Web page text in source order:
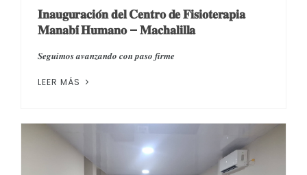
𝐈𝐧𝐚𝐮𝐠𝐮𝐫𝐚𝐜𝐢𝐨́𝐧 𝐝𝐞𝐥 𝐂𝐞𝐧𝐭𝐫𝐨 𝐝𝐞 𝐅𝐢𝐬𝐢𝐨𝐭𝐞𝐫𝐚𝐩𝐢𝐚
𝐌𝐚𝐧𝐚𝐛𝐢́ 𝐇𝐮𝐦𝐚𝐧𝐨 – 𝐌𝐚𝐜𝐡𝐚𝐥𝐢𝐥𝐥𝐚
𝑺𝒆𝒈𝒖𝒊𝒎𝒐𝒔 𝒂𝒗𝒂𝒏𝒛𝒂𝒏𝒅𝒐 𝒄𝒐𝒏 𝒑𝒂𝒔𝒐 𝒇𝒊𝒓𝒎𝒆
LEER MÁS